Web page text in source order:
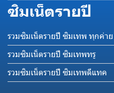
ซิมเน็ตรายปี
รวมซิมเน็ตรายปี ซิมเทพ ทุกค่าย
รวมซิมเน็ตรายปี ซิมเทพทรู
รวมซิมเน็ตรายปี ซิมเทพดีแทค